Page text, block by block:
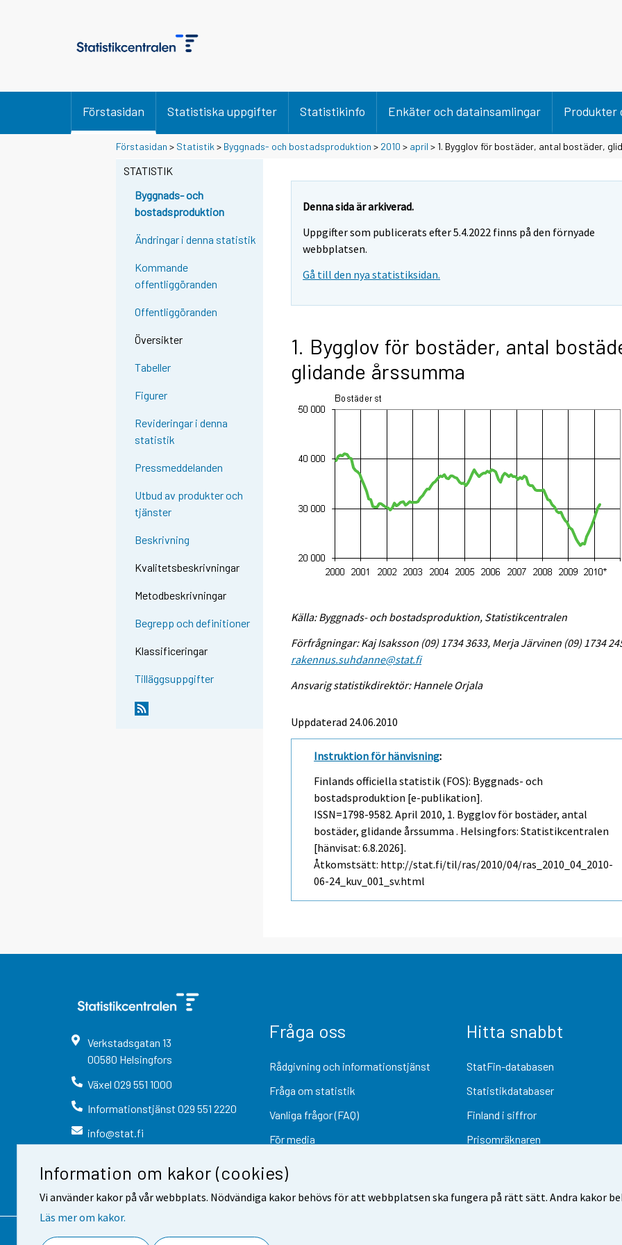
Information om kakor (cookies)
Vi använder kakor på vår webbplats. Nödvändiga kakor behövs för att webbplatsen ska fungera på rätt sätt. Andra kakor
Läs mer om kakor.
Förstasidan Statistiska uppgifter Statistikinfo Enkäter och datainsamlingar Produkter
Förstasidan > Statistik > Byggnads- och bostadsproduktion > 2010 > april > 1. Bygglov för bostäder, antal bostäder,
STATISTIK
Byggnads- och
bostadsproduktion
Ändringar i denna statistik
Kommande
offentliggöranden
Offentliggöranden
Översikter
Tabeller
Figurer
Revideringar i denna
statistik
Pressmeddelanden
Utbud av produkter och
tjänster
Beskrivning
Kvalitetsbeskrivningar
Metodbeskrivningar
Begrepp och definitioner
Klassificeringar
Tilläggsuppgifter
Denna sida är arkiverad.
Uppgifter som publicerats efter 5.4.2022 finns på den förnyade
webbplatsen.
Gå till den nya statistiksidan.
1. Bygglov för bostäder, antal
glidande årssumma
Källa: Byggnads- och bostadsproduktion, Statistikcentralen
Förfrågningar: Kaj Isaksson (09) 1734 3633, Merja Järvinen (09) 1734
rakennus.suhdanne@stat.fi
Ansvarig statistikdirektör: Hannele Orjala
Uppdaterad 24.06.2010
Instruktion för hänvisning:
Finlands officiella statistik (FOS): Byggnads- och
bostadsproduktion [e-publikation].
ISSN=1798-9582.April 2010, 1. Bygglov för bostäder, antal
bostäder, glidande årssumma . Helsingfors: Statistikcentralen
[hänvisat: 6.8.2026].
Åtkomstsätt: http://stat.fi/til/ras/2010/04/ras_2010_04_2010-
06-24_kuv_001_sv.html
Verkstadsgatan 13
00580 Helsingfors
Växel 029 551 1000
Informationstjänst 029 551 2220
info@stat.fi
Fråga oss
Rådgivning och informationstjänst
Fråga om statistik
Vanliga frågor (FAQ)
För media
Hitta snabbt
StatFin-databasen
Statistikdatabaser
Finland i siffror
Prisomräknaren